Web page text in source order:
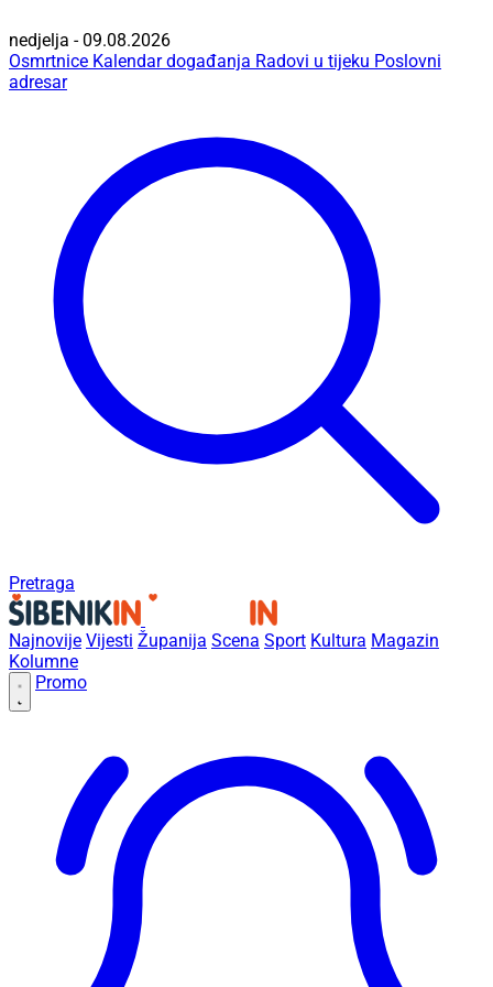
nedjelja - 09.08.2026
Osmrtnice Kalendar događanja Radovi u tijeku Poslovni
adresar
Pretraga
Najnovije Vijesti Županija Scena Sport Kultura Magazin
Kolumne
Promo